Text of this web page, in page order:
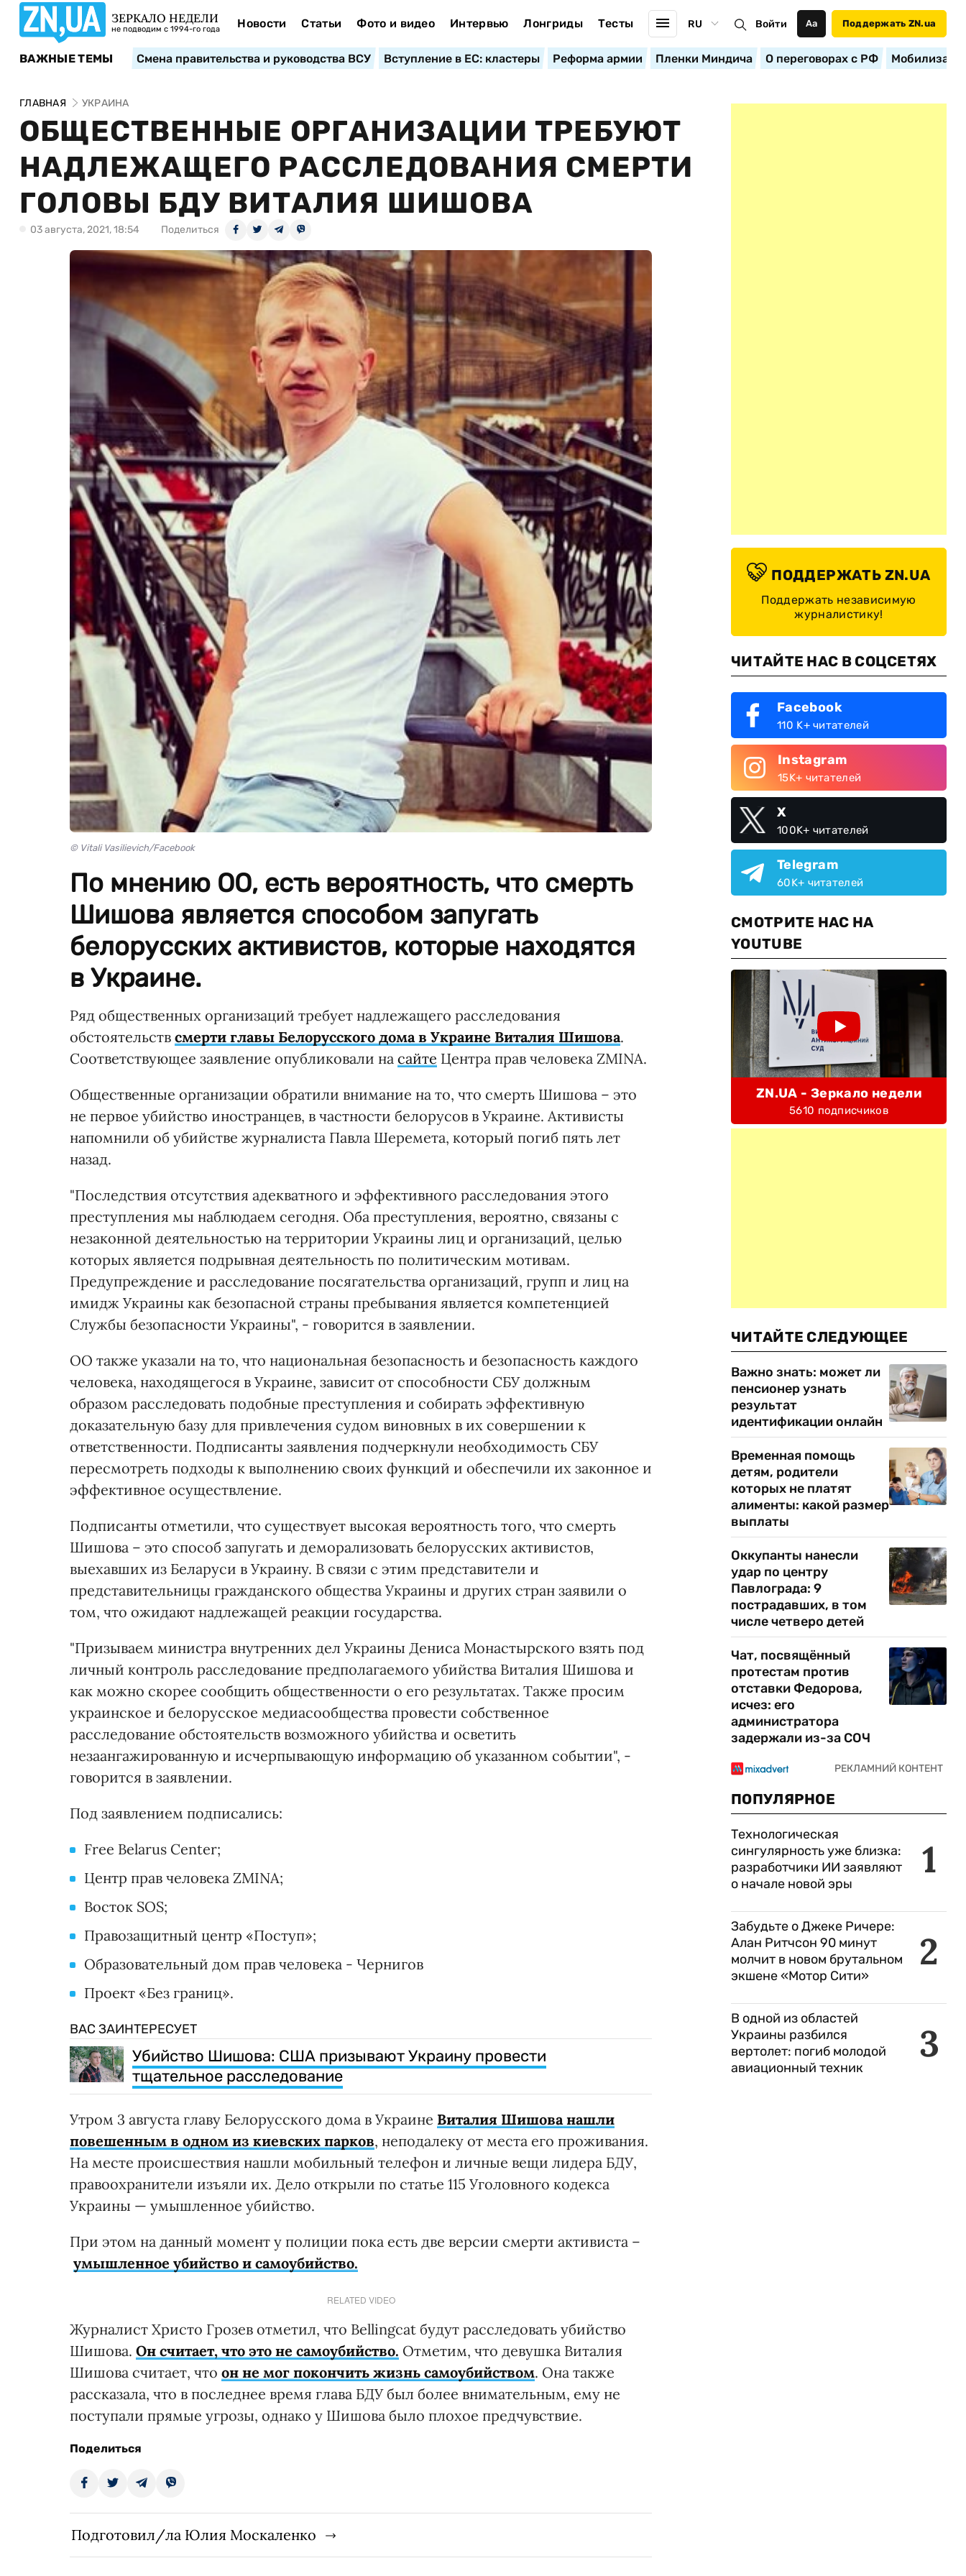
ЗЕРКАЛО НЕДЕЛИ
не подводим с 1994-го года Новости Статьи Фото и видео Интервью Лонгриды Тесты RU Войти Аа Поддержать ZN.ua
ВАЖНЫЕ ТЕМЫ Смена правительства и руководства ВСУ Вступление в ЕС: кластеры Реформа армии Пленки Миндича О переговорах с РФ
ГЛАВНАЯ УКРАИНА
ОБЩЕСТВЕННЫЕ ОРГАНИЗАЦИИ ТРЕБУЮТ
НАДЛЕЖАЩЕГО РАССЛЕДОВАНИЯ СМЕРТИ
ГОЛОВЫ БДУ ВИТАЛИЯ ШИШОВА
03 августа, 2021, 18:54 Поделиться
© Vitali Vasilievich/Facebook
По мнению ОО, есть вероятность, что смерть
Шишова является способом запугать
белорусских активистов, которые находятся
в Украине.
Ряд общественных организаций требует надлежащего расследования
обстоятельств смерти главы Белорусского дома в Украине Виталия Шишова.
Соответствующее заявление опубликовали на сайте Центра прав человека ZMINA.
Общественные организации обратили внимание на то, что смерть Шишова – это
не первое убийство иностранцев, в частности белорусов в Украине. Активисты
напомнили об убийстве журналиста Павла Шеремета, который погиб пять лет
назад.
"Последствия отсутствия адекватного и эффективного расследования этого
преступления мы наблюдаем сегодня. Оба преступления, вероятно, связаны с
незаконной деятельностью на территории Украины лиц и организаций, целью
которых является подрывная деятельность по политическим мотивам.
Предупреждение и расследование посягательства организаций, групп и лиц на
имидж Украины как безопасной страны пребывания является компетенцией
Службы безопасности Украины", - говорится в заявлении.
ОО также указали на то, что национальная безопасность и безопасность каждого
человека, находящегося в Украине, зависит от способности СБУ должным
образом расследовать подобные преступления и собирать эффективную
доказательную базу для привлечения судом виновных в их совершении к
ответственности. Подписанты заявления подчеркнули необходимость СБУ
пересмотреть подходы к выполнению своих функций и обеспечили их законное и
эффективное осуществление.
Подписанты отметили, что существует высокая вероятность того, что смерть
Шишова – это способ запугать и деморализовать белорусских активистов,
выехавших из Беларуси в Украину. В связи с этим представители и
представительницы гражданского общества Украины и других стран заявили о
том, что ожидают надлежащей реакции государства.
"Призываем министра внутренних дел Украины Дениса Монастырского взять под
личный контроль расследование предполагаемого убийства Виталия Шишова и
как можно скорее сообщить общественности о его результатах. Также просим
украинское и белорусское медиасообщества провести собственное
расследование обстоятельств возможного убийства и осветить
незаангажированную и исчерпывающую информацию об указанном событии", -
говорится в заявлении.
Под заявлением подписались:
Free Belarus Center;
Центр прав человека ZMINA;
Восток SOS;
Правозащитный центр «Поступ»;
Образовательный дом прав человека - Чернигов
Проект «Без границ».
ВАС ЗАИНТЕРЕСУЕТ
Убийство Шишова: США призывают Украину провести
тщательное расследование
Утром 3 августа главу Белорусского дома в Украине Виталия Шишова нашли
повешенным в одном из киевских парков, неподалеку от места его проживания.
На месте происшествия нашли мобильный телефон и личные вещи лидера БДУ,
правоохранители изъяли их. Дело открыли по статье 115 Уголовного кодекса
Украины — умышленное убийство.
При этом на данный момент у полиции пока есть две версии смерти активиста –
умышленное убийство и самоубийство.
RELATED VIDEO
Журналист Христо Грозев отметил, что Bellingcat будут расследовать убийство
Шишова. Он считает, что это не самоубийство. Отметим, что девушка Виталия
Шишова считает, что он не мог покончить жизнь самоубийством. Она также
рассказала, что в последнее время глава БДУ был более внимательным, ему не
поступали прямые угрозы, однако у Шишова было плохое предчувствие.
Поделиться
Подготовил/ла Юлия Москаленко
ПОДДЕРЖАТЬ ZN.UA
Поддержать независимую
журналистику!
ЧИТАЙТЕ НАС В СОЦСЕТЯХ
Facebook
110 K+ читателей
Instagram
15K+ читателей
X
100K+ читателей
Telegram
60K+ читателей
СМОТРИТЕ НАС НА
YOUTUBE
ZN.UA - Зеркало недели
5610 подписчиков
ЧИТАЙТЕ СЛЕДУЮЩЕЕ
Важно знать: может ли
пенсионер узнать
результат
идентификации онлайн
Временная помощь
детям, родители
которых не платят
алименты: какой размер
выплаты
Оккупанты нанесли
удар по центру
Павлограда: 9
пострадавших, в том
числе четверо детей
Чат, посвящённый
протестам против
отставки Федорова,
исчез: его
администратора
задержали из-за СОЧ
ПОПУЛЯРНОЕ
1
Технологическая
сингулярность уже близка:
разработчики ИИ заявляют
о начале новой эры
2
Забудьте о Джеке Ричере:
Алан Ритчсон 90 минут
молчит в новом брутальном
экшене «Мотор Сити»
3
В одной из областей
Украины разбился
вертолет: погиб молодой
авиационный техник